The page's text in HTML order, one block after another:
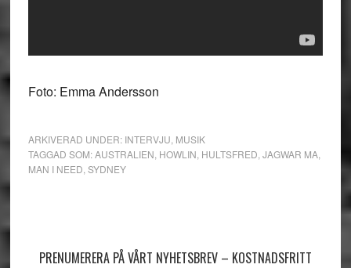
Foto: Emma Andersson
ARKIVERAD UNDER: INTERVJU MUSIK
TAGGAD SOM:AUSTRALIEN HOWLIN HULTSFRED JAGWAR MA,
MAN I NEED SYDNEY
PRENUMERERA PÅ VÅRT NYHETSBREV – KOSTNADSFRITT